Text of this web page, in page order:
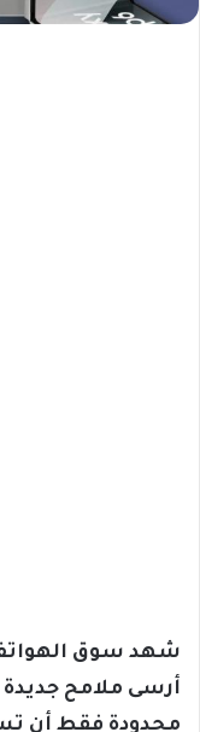
شهد سوق الهواتف
أرسى ملامح
محدودة فقط أن